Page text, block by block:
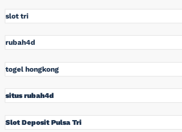
slot tri
rubah4d
togel hongkong
situs rubah4d
Slot Deposit Pulsa Tri